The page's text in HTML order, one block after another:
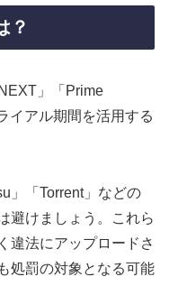
？
」「Prime
イアル期間を活用する
」「Torrent」などの
避けましょう。これら
違法にアップロードさ
処罰の対象となる可能